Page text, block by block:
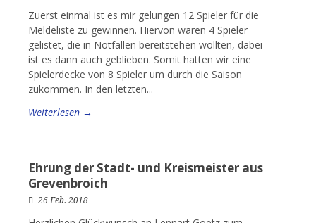
Zuerst einmal ist es mir gelungen 12 Spieler für die
Meldeliste zu gewinnen. Hiervon waren 4 Spieler
gelistet, die in Notfällen bereitstehen wollten, dabei
ist es dann auch geblieben. Somit hatten wir eine
Spielerdecke von 8 Spieler um durch die Saison
zukommen. In den letzten...
Weiterlesen →
Ehrung der Stadt- und Kreismeister aus
Grevenbroich
26 Feb. 2018